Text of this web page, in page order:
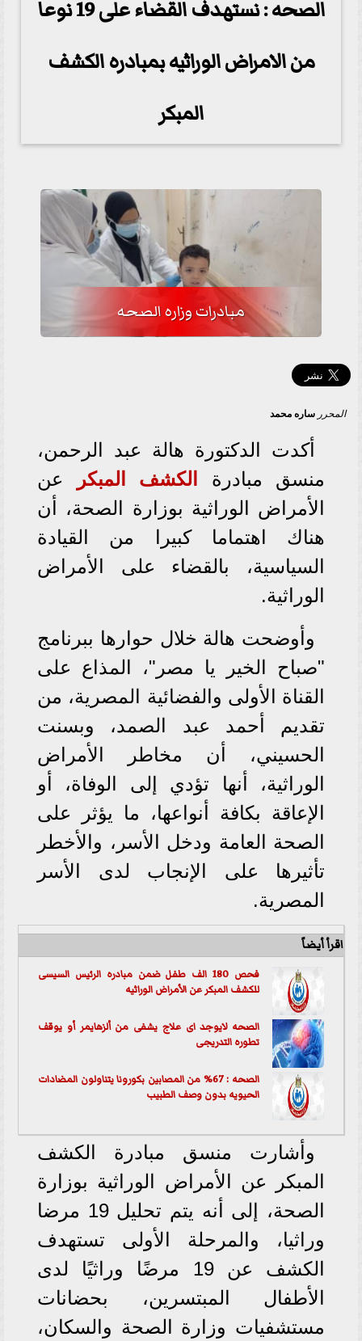
الصحه : نستهدف القضاء على 19 نوعا
من الامراض الوراثيه بمبادره الكشف
المبكر
مبادرات وزاره الصحه
المحرر ساره محمد
أكدت الدكتورة هالة عبد الرحمن،
منسق مبادرة
الكشف المبكر
عن
الأمراض الوراثية بوزارة الصحة، أن
هناك اهتماما كبيرا من القيادة
السياسية، بالقضاء على الأمراض
الوراثية.
وأوضحت هالة خلال حوارها ببرنامج
"صباح الخير يا مصر"، المذاع على
القناة الأولى والفضائية المصرية، من
تقديم أحمد عبد الصمد، وبسنت
الحسيني، أن مخاطر الأمراض
الوراثية، أنها تؤدي إلى الوفاة، أو
الإعاقة بكافة أنواعها، ما يؤثر على
الصحة العامة ودخل الأسر، والأخطر
تأثيرها على الإنجاب لدى الأسر
المصرية.
اقرأ أيضاً
فحص 180 الف طفل ضمن مبادره الرئيس السيسى
للكشف المبكر عن الأمراض الوراثيه
الصحه لايوجد اى علاج يشفى من ألزهايمر أو يوقف
تطوره التدريجى
الصحه : 67% من المصابين بكورونا يتناولون المضادات
الحيويه بدون وصف الطبيب
وأشارت منسق مبادرة الكشف
المبكر عن الأمراض الوراثية بوزارة
الصحة، إلى أنه يتم تحليل 19 مرضا
وراثيا، والمرحلة الأولى تستهدف
الكشف عن 19 مرضًا وراثيًا لدى
الأطفال المبتسرين، بحضانات
مستشفيات وزارة الصحة والسكان،